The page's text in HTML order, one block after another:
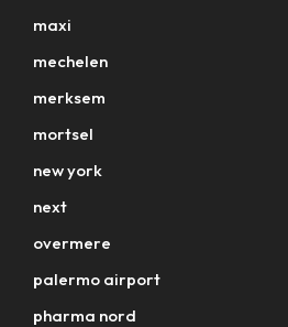
maxi
mechelen
merksem
mortsel
new york
next
overmere
palermo airport
pharma nord